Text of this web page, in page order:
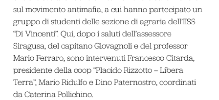
sul movimento antimafia, a cui hanno partecipato un
gruppo di studenti delle sezione di agraria dell’IISS
“Di Vincenti”. Qui, dopo i saluti dell’assessore
Siragusa, del capitano Giovagnoli e del professor
Mario Ferraro, sono intervenuti Francesco Citarda,
presidente della coop “Placido Rizzotto – Libera
Terra”, Mario Ridulfo e Dino Paternostro, coordinati
da Caterina Pollichino.